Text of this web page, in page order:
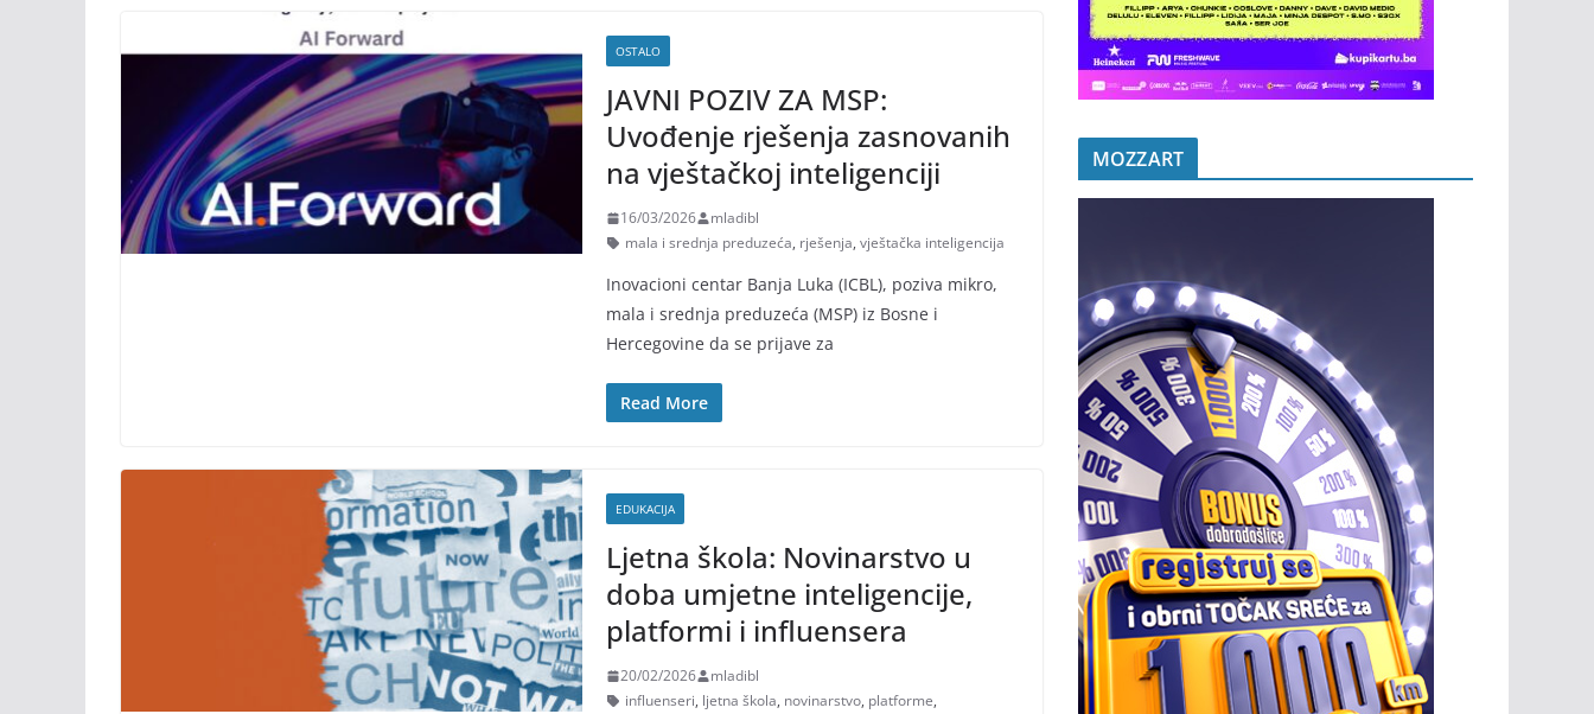
OSTALO
JAVNI POZIV ZA MSP:
Uvođenje rješenja zasnovanih
na vještačkoj inteligenciji
16/03/2026
mladibl
mala i srednja preduzeća, rješenja, vještačka inteligencija
Inovacioni centar Banja Luka (ICBL), poziva mikro,
mala i srednja preduzeća (MSP) iz Bosne i
Hercegovine da se prijave za
Read More
EDUKACIJA
Ljetna škola: Novinarstvo u
doba umjetne inteligencije,
platformi i influensera
20/02/2026
mladibl
influenseri, ljetna škola, novinarstvo, platforme,
MOZZART